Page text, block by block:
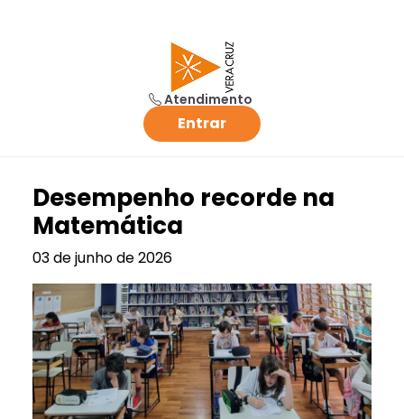
Atendimento
Entrar
Desempenho recorde na
Matemática
03 de junho de 2026